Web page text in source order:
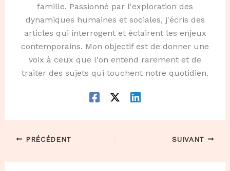
famille. Passionné par l'exploration des
dynamiques humaines et sociales, j'écris des
articles qui interrogent et éclairent les enjeux
contemporains. Mon objectif est de donner une
voix à ceux que l'on entend rarement et de
traiter des sujets qui touchent notre quotidien.
PRÉCÉDENT SUIVANT